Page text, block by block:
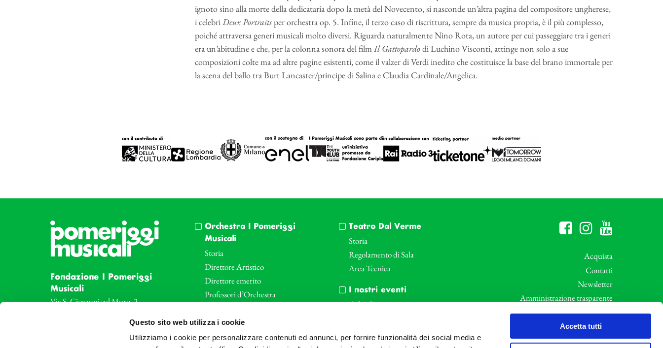
Questo sito web utilizza i cookie
Utilizziamo i cookie per personalizzare contenuti ed annunci, per fornire funzionalità dei social media e
Accetta tutti
ignoto sino alla morte della dedicataria dopo la metà del Novecento, si nasconde un’altra pagina del compositore ungherese,
i celebriDeux Portraitsper orchestra op. 5. Infine, il terzo caso di riscrittura, sempre da musica propria, è il più complesso,
poiché attraversa generi musicali molto diversi. Riguarda naturalmente Nino Rota, un autore per cui passeggiare tra i generi
era un’abitudine e che, per la colonna sonora del filmIl Gattopardodi Luchino Visconti, attinge non solo a sue
composizioni colte ma ad altre pagine esistenti, come il valzer di Verdi inedito che costituisce la base del brano immortale per
la scena del ballo tra Burt Lancaster/principe di Salina e Claudia Cardinale/Angelica.
Fondazione I Pomeriggi
Musicali
Via S. Giovanni sul Muro, 2
Orchestra I Pomeriggi
Musicali
Storia
Direttore Artistico
Direttore emerito
Professori d’Orchestra
Le sale
Teatro Dal Verme
Storia
Regolamento di Sala
Area Tecnica
I nostri eventi
Calendario
Biglietteria
Acquista
Contatti
Newsletter
Amministrazione trasparente
Whistleblowing
Privacy e Cookie Policy
Informative Privacy